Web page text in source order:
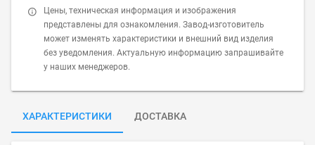
Цены, техническая информация и изображения
представлены для ознакомления. Завод-изготовитель
может изменять характеристики и внешний вид изделия
без уведомления. Актуальную информацию запрашивайте
у наших менеджеров.
ХАРАКТЕРИСТИКИ ДОСТАВКА